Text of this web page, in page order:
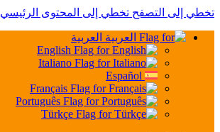
تخطي إلى التصفح تخطي إلى المحتوى الرئيسي
العربية
English
Italiano
Español
Français
Português
Türkçe